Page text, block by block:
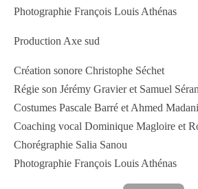
Photographie François Louis Athénas
Production Axe sud
Création sonore Christophe Séchet
Régie son Jérémy Gravier et Samuel
Costumes Pascale Barré et Ahmed Madani
Coaching vocal Dominique Magloire et
Chorégraphie Salia Sanou
Photographie François Louis Athénas